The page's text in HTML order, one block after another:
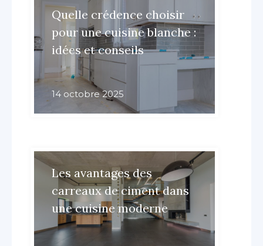
Quelle crédence choisir
pour une cuisine blanche :
idées et conseils
14 octobre 2025
Les avantages des
carreaux de ciment dans
une cuisine moderne